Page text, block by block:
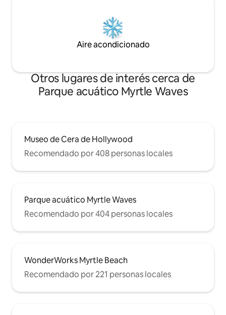
Aire acondicionado
Otros lugares de interés cerca de
Parque acuático Myrtle Waves
Museo de Cera de Hollywood
Recomendado por 408 personas locales
Parque acuático Myrtle Waves
Recomendado por 404 personas locales
WonderWorks Myrtle Beach
Recomendado por 221 personas locales